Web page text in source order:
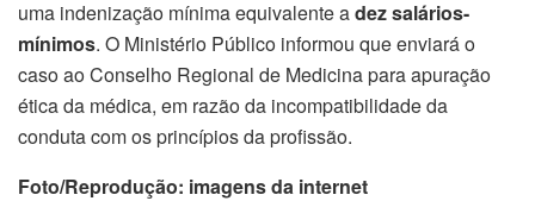
uma indenização mínima equivalente adez salários-
mínimos. O Ministério Público informou que enviará o
caso ao Conselho Regional de Medicina para apuração
ética da médica, em razão da incompatibilidade da
conduta com os princípios da profissão.
Foto/Reprodução: imagens da internet